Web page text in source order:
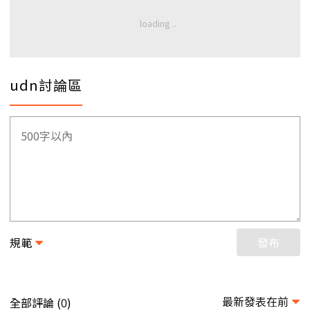
udn討論區
規範 發布
全部評論 (0) 最新發表在前